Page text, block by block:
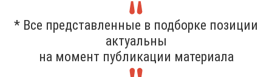
* Все представленные в подборке позиции
актуальны
на момент публикации материала